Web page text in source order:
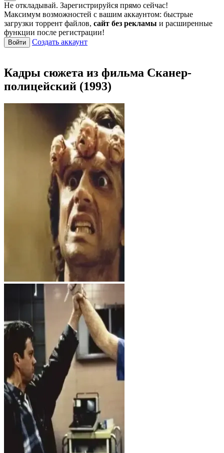
Не откладывай. Зарегистрируйся прямо сейчас!
Максимум возможностей с вашим аккаунтом: быстрые
загрузки торрент файлов, сайт без рекламы и расширенные
функции после регистрации!
Войти Создать аккаунт
Кадры сюжета из фильма Сканер-
полицейский (1993)